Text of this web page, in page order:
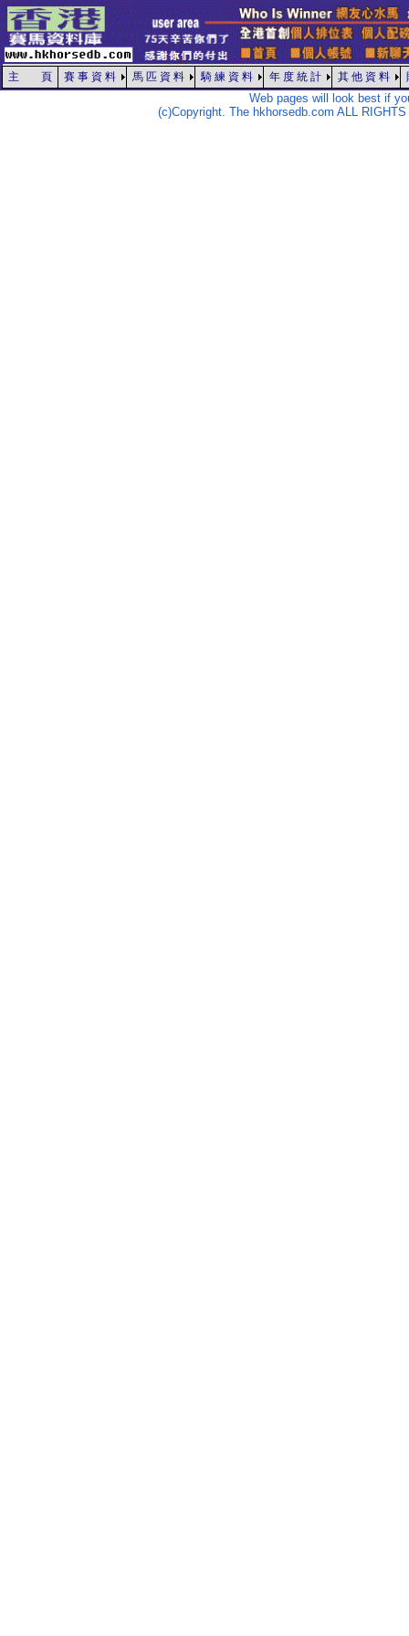
主 頁 賽 事 資 料 馬 匹 資 料 騎 練 資 料 年 度 統 計 其 他 資 料
Web pages will look best if
(c)Copyright. The hkhorsedb.com ALL